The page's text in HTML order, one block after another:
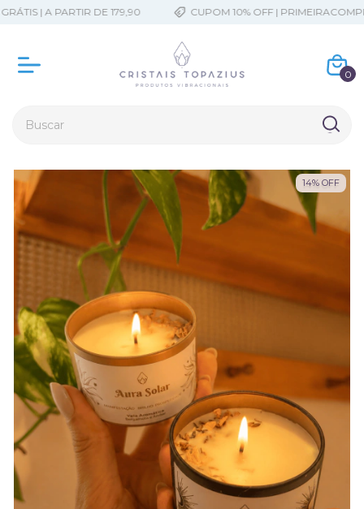
| A PARTIR DE 179,90 CUPOM 10% OFF | PRIMEIRACOMPRA
0
14% OFF